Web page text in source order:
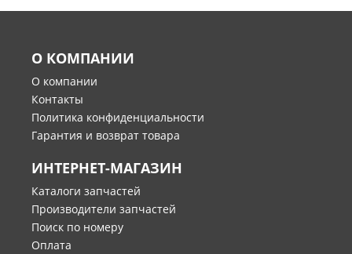
О КОМПАНИИ
О компании
Контакты
Политика конфиденциальности
Гарантия и возврат товара
ИНТЕРНЕТ-МАГАЗИН
Каталоги запчастей
Производители запчастей
Поиск по номеру
Оплата